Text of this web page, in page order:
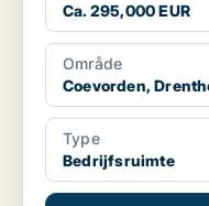
Ca. 295,000 EUR
Område
Coevorden,
Type
Bedrijfsruimte